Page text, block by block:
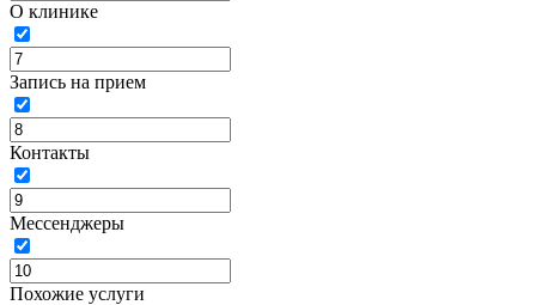
О клинике
Запись на прием
Контакты
Мессенджеры
Похожие услуги